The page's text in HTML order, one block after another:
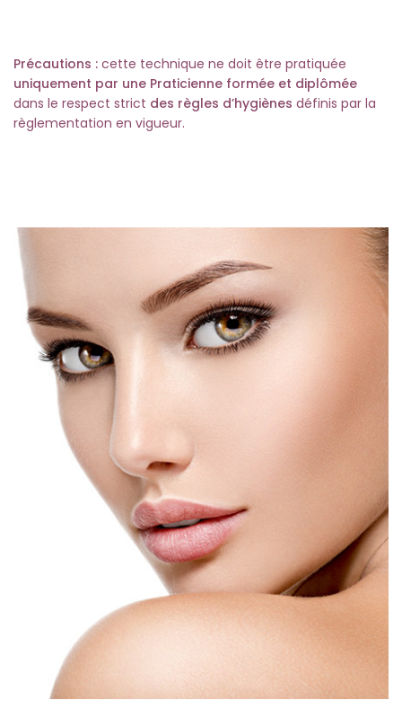
Précautions : cette technique ne doit être pratiquée
uniquement par une Praticienne formée et diplômée
dans le respect strict des règles d’hygiènes définis par la
règlementation en vigueur.